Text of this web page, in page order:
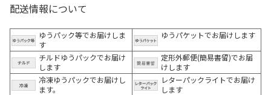
配送情報について
ゆうパック等でお届けしま
す
ゆうパケットでお届けします
チルドゆうパックでお届け
します
定形外郵便(簡易書留)でお届
けします
冷凍ゆうパックでお届けし
ます。
レターパックライトでお届け
します